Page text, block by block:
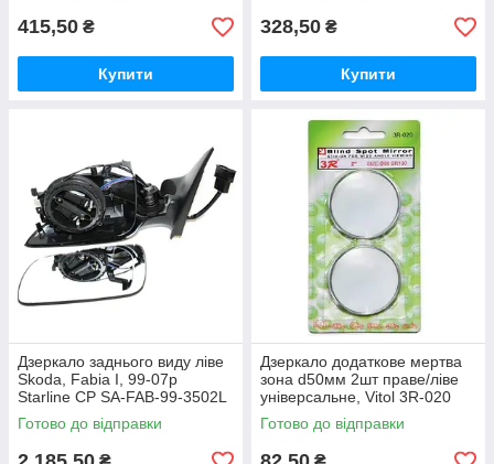
415,50 ₴
Купити
328,50 ₴
Купити
Дзеркало заднього виду ліве
Skoda, Fabia I, 99-07р
Starline CP SA-FAB-99-3502L
Готово до відправки
Дзеркало додаткове мертва
зона d50мм 2шт праве/ліве
універсальне, Vitol 3R-020
Готово до відправки